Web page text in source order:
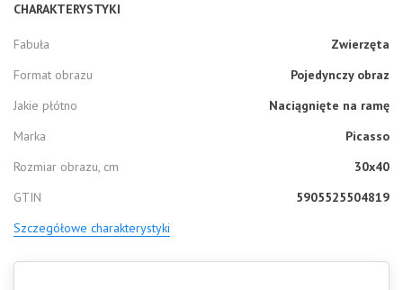
CHARAKTERYSTYKI
Fabuła
Zwierzęta
Format obrazu
Pojedynczy obraz
Jakie płótno
Naciągnięte na ramę
Marka
Picasso
Rozmiar obrazu, cm
30x40
GTIN
5905525504819
Szczegółowe charakterystyki